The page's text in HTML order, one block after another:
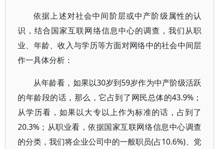
依据上述对社会中间阶层或中产阶级属性的认
识，结合国家互联网络信息中心的调查，我们从职
业、年龄、收入与学历等方面对网络中的社会中间层
作一具体分析：
从年龄看，如果以30岁到59岁作为中产阶级活跃
的年龄段的话，那么，它占到了网民总体的43.9%；
从学历看，如果以大专以上作为标准的话，占到了
20.3%；从职业看，依据国家互联网络信息中心调查
的分类，我们将企业公司中的一般职员(占10.6%)、党